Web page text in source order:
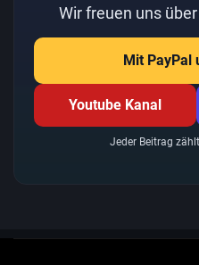
Wir freuen uns
Mit PayPal
Youtube Kanal
Jeder Beitrag